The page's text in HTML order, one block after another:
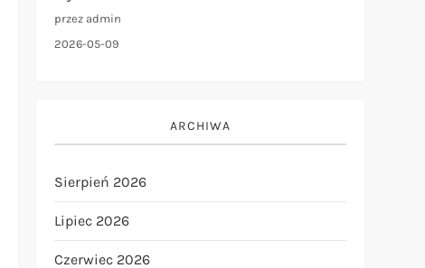
przez admin
2026-05-09
ARCHIWA
Sierpień 2026
Lipiec 2026
Czerwiec 2026